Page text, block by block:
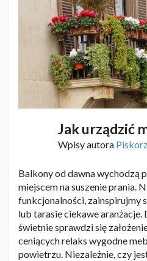
Jak urządzić
Wpisy autora
Balkony od dawna wychodzą
miejscem na suszenie prania.
funkcjonalności, zainspirujmy
lub tarasie ciekawe aranżacje.
świetnie sprawdzi się
ceniących relaks wygodne
powietrzu. Niezależnie, czy